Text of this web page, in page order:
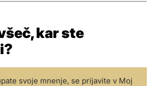
kar ste
svoje mnenje, se prijavite v Moj